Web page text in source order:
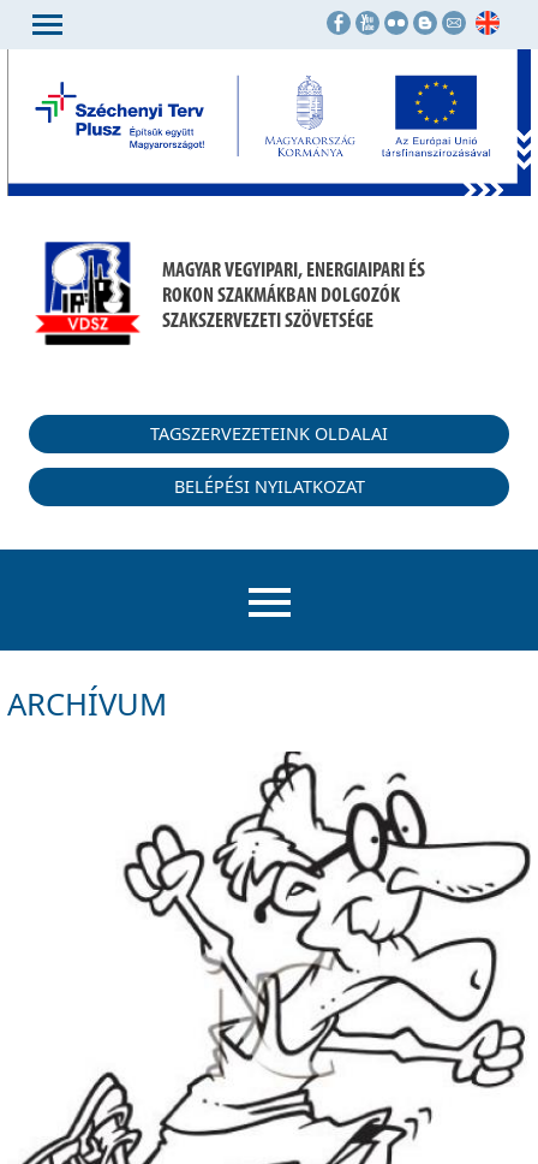
MAGYAR VEGYIPARI, ENERGIAIPARI ÉS
ROKON SZAKMÁKBAN DOLGOZÓK
SZAKSZERVEZETI SZÖVETSÉGE
TAGSZERVEZETEINK OLDALAI
BELÉPÉSI NYILATKOZAT
ARCHÍVUM